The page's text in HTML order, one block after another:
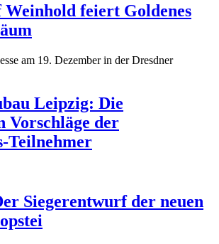
Weinhold feiert Goldenes
am 19. Dezember in der Dresdner
Leipzig: Die
Vorschläge der
Teilnehmer
Siegerentwurf der neuen